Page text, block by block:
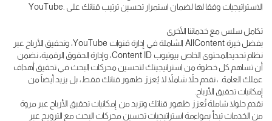
الاستراتيجيات وفقا لها لضمان استمرار تحسين ترتيب قناتك على .YouTube
تكامل سلس مع خدماتنا الأخرى
بفضل خبرة AllContent الشاملة في إدارة قنوات YouTube، وتحقيق الأرباح عبر
نظام تحديدالمحتوى الخاص بيوتيوب Content ID، وإدارة الحقوق الرقمية، نضمن
أن تساهم كل خطوة من استراتيجيتك لتحسين محركات البحث في تحقيق أهداف
عملك العامة. ، نقدم حلاً شاملاً لا يُعزز ظهور قناتك فقط، بل يزيد أيضاً من
إمكانيات تحقيق الأرباح.
نقدم حلولا شاملة تُعزز ظهور قناتك وتزيد من إمكانيات تحقيق الأرباح عبر مروة
من الخدمات تبدأ بمواءمة استراتيجيات تحسين محركات البحث مع الترويج عبر